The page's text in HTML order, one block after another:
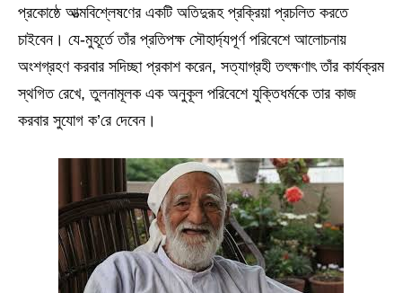
প্রকোষ্ঠে আত্মবিশ্লেষণের একটি অতিদুরূহ প্রক্রিয়া প্রচলিত করতে
চাইবেন। যে-মুহূর্তে তাঁর প্রতিপক্ষ সৌহার্দ্যপূর্ণ পরিবেশে আলোচনায়
অংশগ্রহণ করবার সদিচ্ছা প্রকাশ করেন, সত্যাগ্রহী তৎক্ষণাৎ তাঁর কার্যক্রম
স্থগিত রেখে, তুলনামূলক এক অনুকূল পরিবেশে যুক্তিধর্মকে তার কাজ
করবার সুযোগ ক’রে দেবেন।